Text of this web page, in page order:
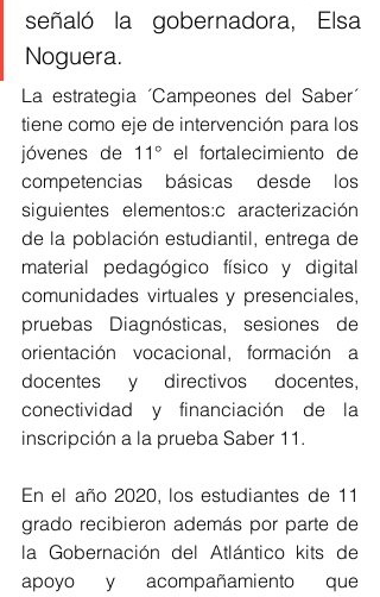
señaló la gobernadora, Elsa
Noguera.
La estrategia ´Campeones del Saber´
tiene como eje de intervención para los
jóvenes de 11° el fortalecimiento de
competencias básicas desde los
siguientes elementos:c aracterización
de la población estudiantil, entrega de
material pedagógico físico y digital
comunidades virtuales y presenciales,
pruebas Diagnósticas, sesiones de
orientación vocacional, formación a
docentes y directivos docentes,
conectividad y financiación de la
inscripción a la prueba Saber 11.
En el año 2020, los estudiantes de 11
grado recibieron además por parte de
la Gobernación del Atlántico kits de
apoyo y acompañamiento que